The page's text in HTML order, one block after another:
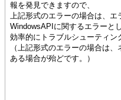
報を発見できますので、
上記形式のエラーの場合は、エ
WindowsAPIに関するエラーと
効率的にトラブルシューティン
（上記形式のエラーの場合は
ある場合が殆どです。）